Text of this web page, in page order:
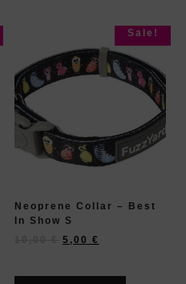
Sale!
Neoprene Collar – Best
In Show S
5,00 €